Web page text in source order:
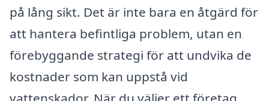
på lång sikt. Det är inte bara en åtgärd för
att hantera befintliga problem, utan en
förebyggande strategi för att undvika de
kostnader som kan uppstå vid